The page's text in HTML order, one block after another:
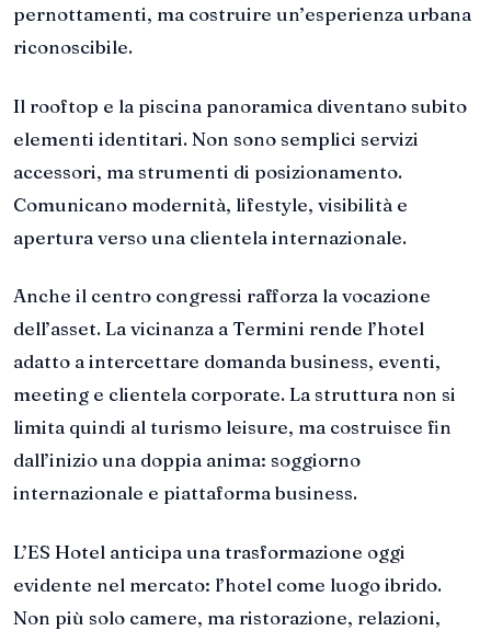
pernottamenti, ma costruire un’esperienza urbana
riconoscibile.
Il rooftop e la piscina panoramica diventano subito
elementi identitari. Non sono semplici servizi
accessori, ma strumenti di posizionamento.
Comunicano modernità, lifestyle, visibilità e
apertura verso una clientela internazionale.
Anche il centro congressi rafforza la vocazione
dell’asset. La vicinanza a Termini rende l’hotel
adatto a intercettare domanda business, eventi,
meeting e clientela corporate. La struttura non si
limita quindi al turismo leisure, ma costruisce fin
dall’inizio una doppia anima: soggiorno
internazionale e piattaforma business.
L’ES Hotel anticipa una trasformazione oggi
evidente nel mercato: l’hotel come luogo ibrido.
Non più solo camere, ma ristorazione, relazioni,